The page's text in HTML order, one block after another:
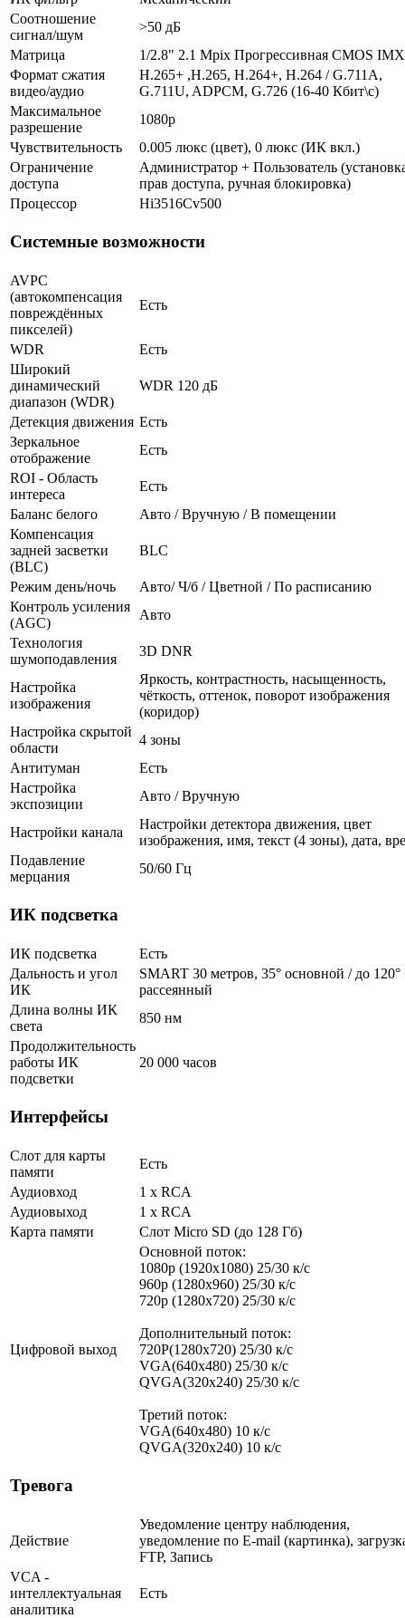
Соотношение
сигнал/шум
>50 дБ
Матрица
1/2.8" 2.1 Mpix Прогрессивная CMOS
Формат сжатия
видео/аудио
H.265+ ,H.265, H.264+, H.264 / G.711A,
G.711U, ADPCM, G.726 (16-40 Кбит\с)
Максимальное
разрешение
1080p
Чувствительность
0.005 люкс (цвет), 0 люкс (ИК вкл.)
Ограничение
доступа
Администратор + Пользователь
прав доступа, ручная блокировка)
Процессор
Hi3516Cv500
Системные возможности
AVPC
(автокомпенсация
повреждённых
пикселей)
Есть
WDR
Есть
Широкий
динамический
диапазон (WDR)
WDR 120 дБ
Детекция движения Есть
Зеркальное
отображение
Есть
ROI - Область
интереса
Есть
Баланс белого
Авто / Вручную / В помещении
Компенсация
задней засветки
(BLC)
BLC
Режим день/ночь
Авто/ Ч/б / Цветной / По расписанию
Контроль усиления
(AGC)
Авто
Технология
шумоподавления
3D DNR
Настройка
изображения
Яркость, контрастность, насыщенность,
чёткость, оттенок, поворот изображения
(коридор)
Настройка скрытой
области
4 зоны
Антитуман
Есть
Настройка
экспозиции
Авто / Вручную
Настройки канала
Настройки детектора движения, цвет
изображения, имя, текст (4 зоны), дата,
Подавление
мерцания
50/60 Гц
ИК подсветка
ИК подсветка
Есть
Дальность и угол
ИК
SMART 30 метров, 35° основной / до 120°
рассеянный
Длина волны ИК
света
850 нм
Продолжительность
работы ИК
подсветки
20 000 часов
Интерфейсы
Слот для карты
памяти
Есть
Аудиовход
1 х RCA
Аудиовыход
1 х RCA
Карта памяти
Слот Micro SD (до 128 Гб)
Цифровой выход
Основной поток:
1080p (1920x1080) 25/30 к/с
960p (1280х960) 25/30 к/с
720p (1280х720) 25/30 к/с
Дополнительный поток:
720P(1280x720) 25/30 к/с
VGA(640x480) 25/30 к/с
QVGA(320x240) 25/30 к/с
Третий поток:
VGA(640x480) 10 к/c
QVGA(320x240) 10 к/c
Тревога
Действие
Уведомление центру наблюдения,
уведомление по E-mail (картинка),
FTP, Запись
VCA -
интеллектуальная
аналитика
Есть